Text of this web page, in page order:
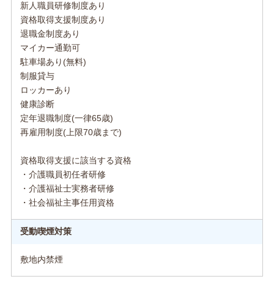
新人職員研修制度あり
資格取得支援制度あり
退職金制度あり
マイカー通勤可
駐車場あり(無料)
制服貸与
ロッカーあり
健康診断
定年退職制度(一律65歳)
再雇用制度(上限70歳まで)
資格取得支援に該当する資格
・介護職員初任者研修
・介護福祉士実務者研修
・社会福祉主事任用資格
受動喫煙対策
敷地内禁煙